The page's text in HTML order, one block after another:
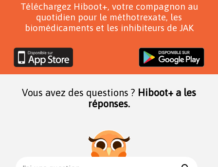
Téléchargez Hiboot+, votre compagnon au
quotidien pour le méthotrexate, les
biomédicaments et les inhibiteurs de JAK
Vous avez des questions ? Hiboot+ a les
réponses.